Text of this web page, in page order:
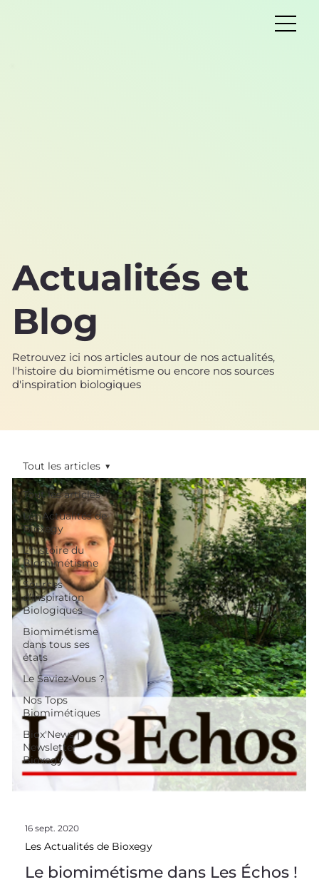
Actualités et
Blog
Retrouvez ici nos articles autour de nos actualités,
l'histoire du biomimétisme ou encore nos sources
d'inspiration biologiques
Tout les articles
Les Actualités de
Bioxegy
L'histoire du
Biomimétisme
Sources
d’Inspiration
Biologiques
Biomimétisme
dans tous ses
états
Le Saviez-Vous ?
Nos Tops
Biomimétiques
Biox'News |
Newsletter
Bioxegy
Tout les articles